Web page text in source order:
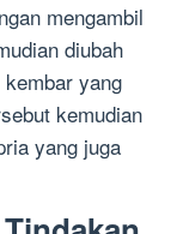
mengambil
diubah
yang
kemudian
yang juga